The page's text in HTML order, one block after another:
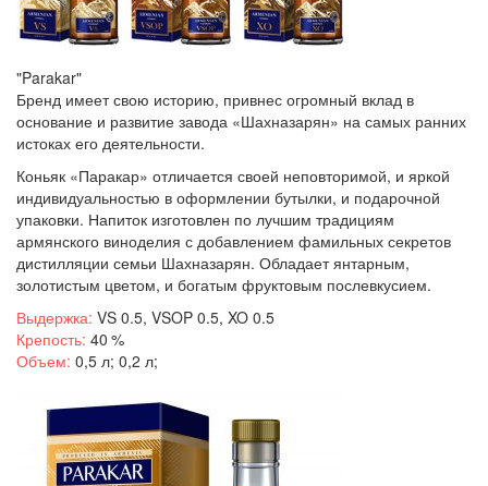
"Parakar"
Бренд имеет свою историю, привнес огромный вклад в
основание и развитие завода «Шахназарян» на самых ранних
истоках его деятельности.
Коньяк «Паракар» отличается своей неповторимой, и яркой
индивидуальностью в оформлении бутылки, и подарочной
упаковки. Напиток изготовлен по лучшим традициям
армянского виноделия с добавлением фамильных секретов
дистилляции семьи Шахназарян. Обладает янтарным,
золотистым цветом, и богатым фруктовым послевкусием.
Выдержка: VS 0.5, VSOP 0.5, XO 0.5
Крепость: 40 %
Объем: 0,5 л; 0,2 л;